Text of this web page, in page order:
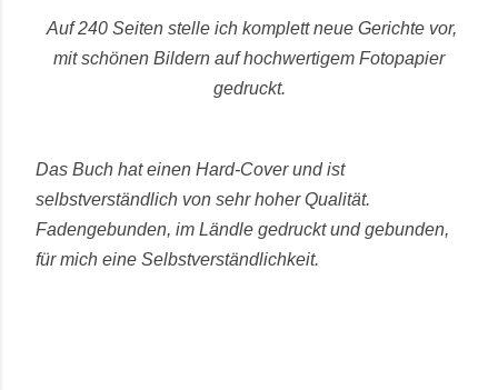
Auf 240 Seiten stelle ich komplett neue Gerichte vor,
mit schönen Bildern auf hochwertigem Fotopapier
gedruckt.
Das Buch hat einen Hard-Cover und ist
selbstverständlich von sehr hoher Qualität.
Fadengebunden, im Ländle gedruckt und gebunden,
für mich eine Selbstverständlichkeit.